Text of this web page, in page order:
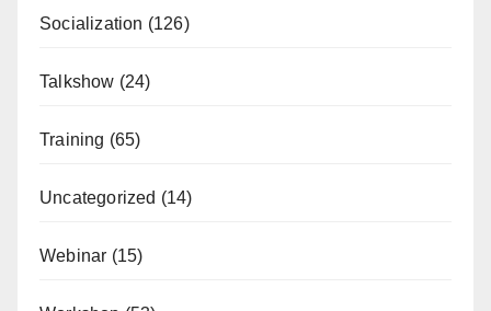
Socialization (126)
Talkshow (24)
Training (65)
Uncategorized (14)
Webinar (15)